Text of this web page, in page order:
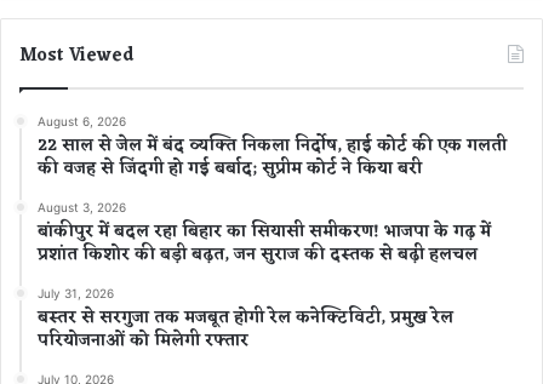
Most Viewed
August 6, 2026
22 साल से जेल में बंद व्यक्ति निकला निर्दोष, हाई कोर्ट की एक गलती
की वजह से जिंदगी हो गई बर्बाद; सुप्रीम कोर्ट ने किया बरी
August 3, 2026
बांकीपुर में बदल रहा बिहार का सियासी समीकरण! भाजपा के गढ़ में
प्रशांत किशोर की बड़ी बढ़त, जन सुराज की दस्तक से बढ़ी हलचल
July 31, 2026
बस्तर से सरगुजा तक मजबूत होगी रेल कनेक्टिविटी, प्रमुख रेल
परियोजनाओं को मिलेगी रफ्तार
July 10, 2026